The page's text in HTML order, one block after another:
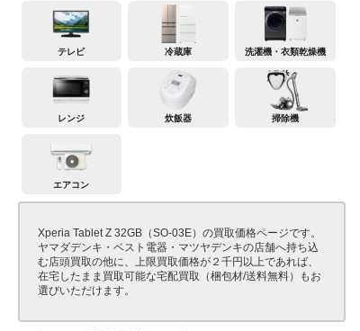
テレビ 冷蔵庫 洗濯機・衣類乾燥機
レンジ 炊飯器 掃除機
エアコン
Xperia Tablet Z 32GB（SO-03E）の買取価格ページです。
ヤマダデンキ・ベスト電器・マツヤデンキの店舗へ持ち込
む店頭買取の他に、上限買取価格が２千円以上であれば、
在宅したまま買取可能な宅配買取（梱包材/送料無料）もお
選びいただけます。